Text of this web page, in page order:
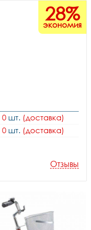
28%
экономия
0 шт. (доставка)
0 шт. (доставка)
Отзывы